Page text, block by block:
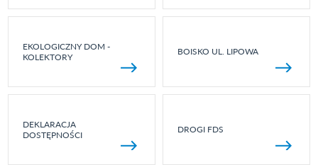
EKOLOGICZNY DOM -
KOLEKTORY
BOISKO UL. LIPOWA
DEKLARACJA
DOSTĘPNOŚCI
DROGI FDS